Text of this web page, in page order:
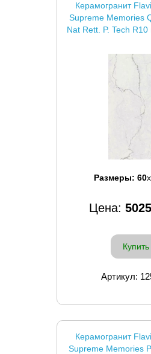
Керамогранит
Supreme Memories
Nat Rett. P. Tech
Размеры: 60x
Цена: 5025
Купить
Артикул:
Керамогранит
Supreme Memories